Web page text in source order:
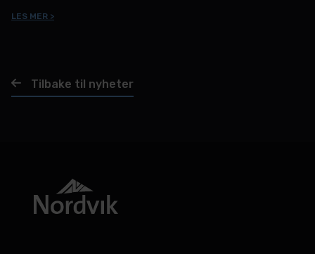
LES MER >
Tilbake til nyheter